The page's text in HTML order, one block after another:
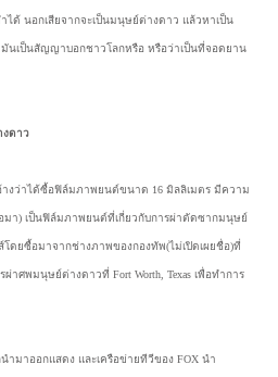
ด้ นอกเสียจากจะเป็นมนุษย์ต่างดาว แล้วหาเป็น
นเป็นสัญญาบอกชาวโลกหรือ หรือว่าเป็นที่จอดยาน
งดาว
างว่าได้ซื้อฟิล์มภาพยนต์ขนาด 16 มิลลิเมตร มีความ
มา) เป็นฟิล์มภาพยนต์ที่เกี่ยวกับการผ่าตัดซากมนุษย์
ดยซื้อมาจากช่างภาพของกองทัพ(ไม่เปิดเผยชื่อ)ที่
ศพมนุษย์ต่างดาวที่ Fort Worth, Texas เพื่อทำการ
มาออกแสดง และเครือข่ายทีวีของ FOX นำ